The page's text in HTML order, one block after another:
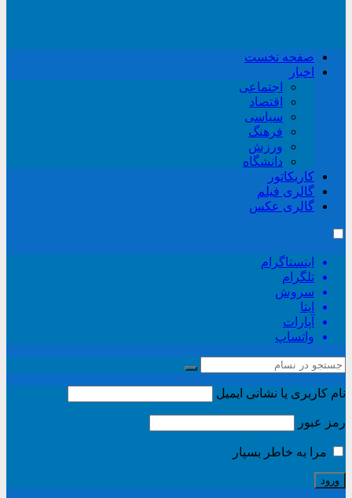
صفحه نخست
اخبار
اجتماعی
اقتصاد
سیاسی
فرهنگ
ورزش
دانشگاه
کاریکاتور
گالری فیلم
گالری عکس
اینستاگرام
تلگرام
سروش
ایتا
آپارات
واتساپ
نام کاربری یا نشانی ایمیل
رمز عبور
مرا به خاطر بسپار